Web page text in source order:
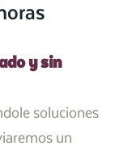
y sin
soluciones
un